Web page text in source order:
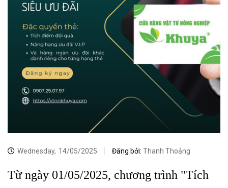
Wednesday, 14/05/2025 Đăng bởi: Thanh Thoảng
Từ ngày 01/05/2025, chương trình "Tích